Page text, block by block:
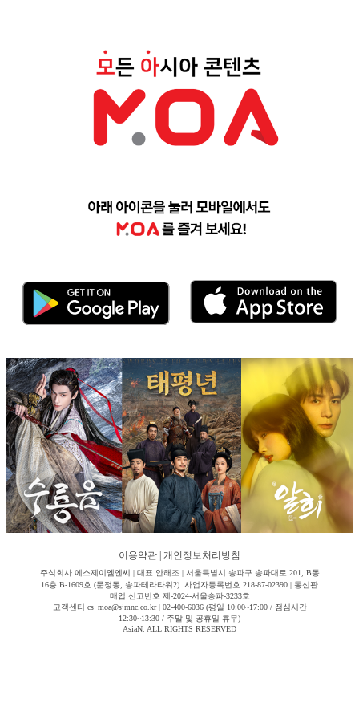
이용약관 개인정보처리방침
주식회사 에스제이엠엔씨 | 대표 안해조 | 서울특별시 송파구 송파대로 201, B동
16층 B-1609호 (문정동, 송파테라타워2) 사업자등록번호 218-87-02390 | 통신판
매업 신고번호 제-2024-서울송파-3233호
고객센터 cs_moa@sjmnc.co.kr | 02-400-6036 (평일 10:00~17:00 / 점심시간
12:30~13:30 / 주말 및 공휴일 휴무)
AsiaN. ALL RIGHTS RESERVED